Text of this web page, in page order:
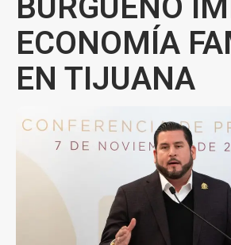
BURGUEÑO
ECONOMÍA
EN TIJUANA